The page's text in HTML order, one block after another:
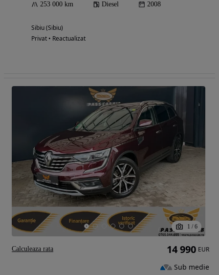
253 000 km Diesel 2008
Sibiu (Sibiu)
Privat • Reactualizat
1 / 6
14 990 EUR
Sub medie
Calculeaza rata